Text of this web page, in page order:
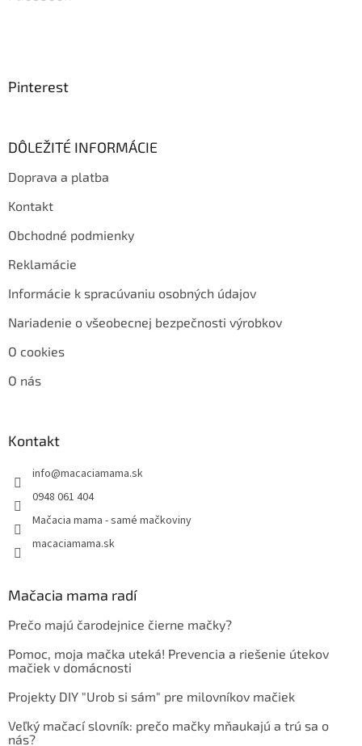
Pinterest
DÔLEŽITÉ INFORMÁCIE
Doprava a platba
Kontakt
Obchodné podmienky
Reklamácie
Informácie k spracúvaniu osobných údajov
Nariadenie o všeobecnej bezpečnosti výrobkov
O cookies
O nás
Kontakt
info@macaciamama.sk
0948 061 404
Mačacia mama - samé mačkoviny
macaciamama.sk
Mačacia mama radí
Prečo majú čarodejnice čierne mačky?
Pomoc, moja mačka uteká! Prevencia a riešenie útekov
mačiek v domácnosti
Projekty DIY "Urob si sám" pre milovníkov mačiek
Veľký mačací slovník: prečo mačky mňaukajú a trú sa o
nás?